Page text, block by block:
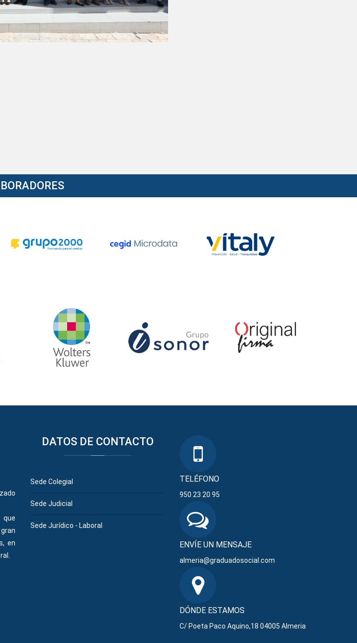
que
en
DATOSDE CONTACTO
Sede Colegial
Sede Judicial
Sede Jurídico - Laboral
TELÉFONO
950 23 20 95
ENVÍE UN MENSAJE
almeria@graduadosocial.com
DÓNDE ESTAMOS
C/ Poeta Paco Aquino,18 04005 Almeria